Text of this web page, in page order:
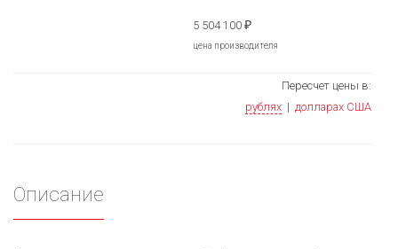
5 504 100 ₽
цена производителя
Пересчет цены в:
рублях | долларах США
Описание